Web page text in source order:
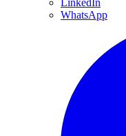
WhatsApp